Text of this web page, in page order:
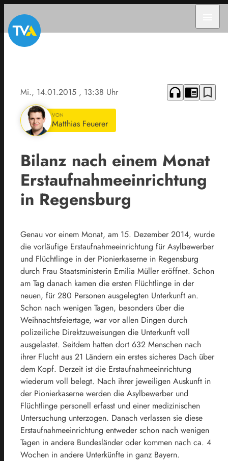
Mi., 14.01.2015 , 13:38 Uhr headphones chrome_reader_mode bookmark_border
VON
Matthias Feuerer
Bilanz nach einem Monat
Erstaufnahmeeinrichtung
in Regensburg
Genau vor einem Monat, am 15. Dezember 2014, wurde
die vorläufige Erstaufnahmeeinrichtung für Asylbewerber
und Flüchtlinge in der Pionierkaserne in Regensburg
durch Frau Staatsministerin Emilia Müller eröffnet. Schon
am Tag danach kamen die ersten Flüchtlinge in der
neuen, für 280 Personen ausgelegten Unterkunft an.
Schon nach wenigen Tagen, besonders über die
Weihnachtsfeiertage, war vor allen Dingen durch
polizeiliche Direktzuweisungen die Unterkunft voll
ausgelastet. Seitdem hatten dort 632 Menschen nach
ihrer Flucht aus 21 Ländern ein erstes sicheres Dach über
dem Kopf. Derzeit ist die Erstaufnahmeeinrichtung
wiederum voll belegt. Nach ihrer jeweiligen Auskunft in
der Pionierkaserne werden die Asylbewerber und
Flüchtlinge personell erfasst und einer medizinischen
Untersuchung unterzogen. Danach verlassen sie diese
Erstaufnahmeeinrichtung entweder schon nach wenigen
Tagen in andere Bundesländer oder kommen nach ca. 4
Wochen in andere Unterkünfte in ganz Bayern.